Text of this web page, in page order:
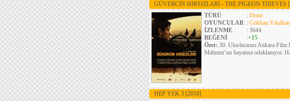
GÜVERCIN HIRSIZLARI - THE PIGEON THIEVES
TÜRÜ
: Dram
OYUNCULAR : Gökhan Yıkılkan
İZLENME
: 3644
BEĞENİ
:+15
Özet: 30. Uluslararası Ankara Film
Mahmut’un hayatına odaklanıyor.
HEP YEK 3 [2018]